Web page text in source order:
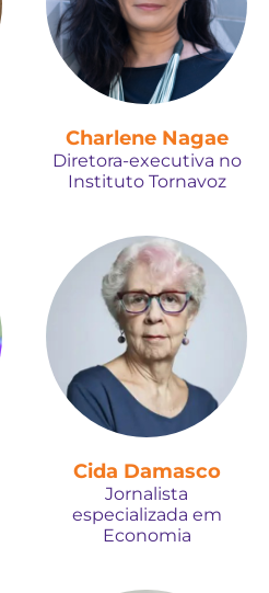
Charlene Nagae
Diretora-executiva no
Instituto Tornavoz
Cida Damasco
Jornalista
especializada em
Economia